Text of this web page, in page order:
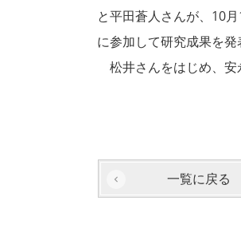
と平田蒼人さんが、10
に参加して研究成果を
松井さんをはじめ、安
一覧に戻る